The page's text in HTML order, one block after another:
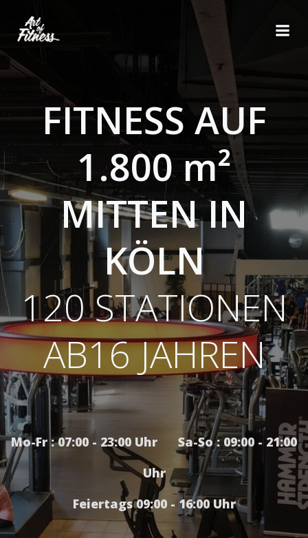
FITNESS AUF
1.800 m²
MITTEN IN
KÖLN
120 STATIONEN
AB16 JAHREN
Mo-Fr : 07:00 - 23:00 Uhr Sa-So : 09:00 - 21:00
Uhr
Feiertags 09:00 - 16:00 Uhr